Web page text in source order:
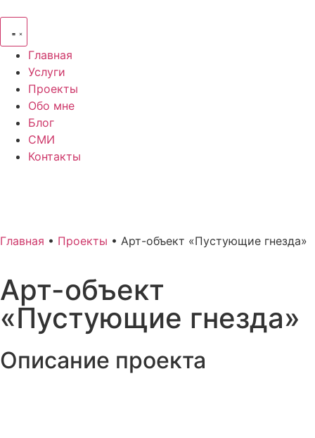
Главная
Услуги
Проекты
Обо мне
Блог
СМИ
Контакты
Главная • Проекты • Арт-объект «Пустующие гнезда»
Арт-объект
«Пустующие гнезда»
Описание проекта